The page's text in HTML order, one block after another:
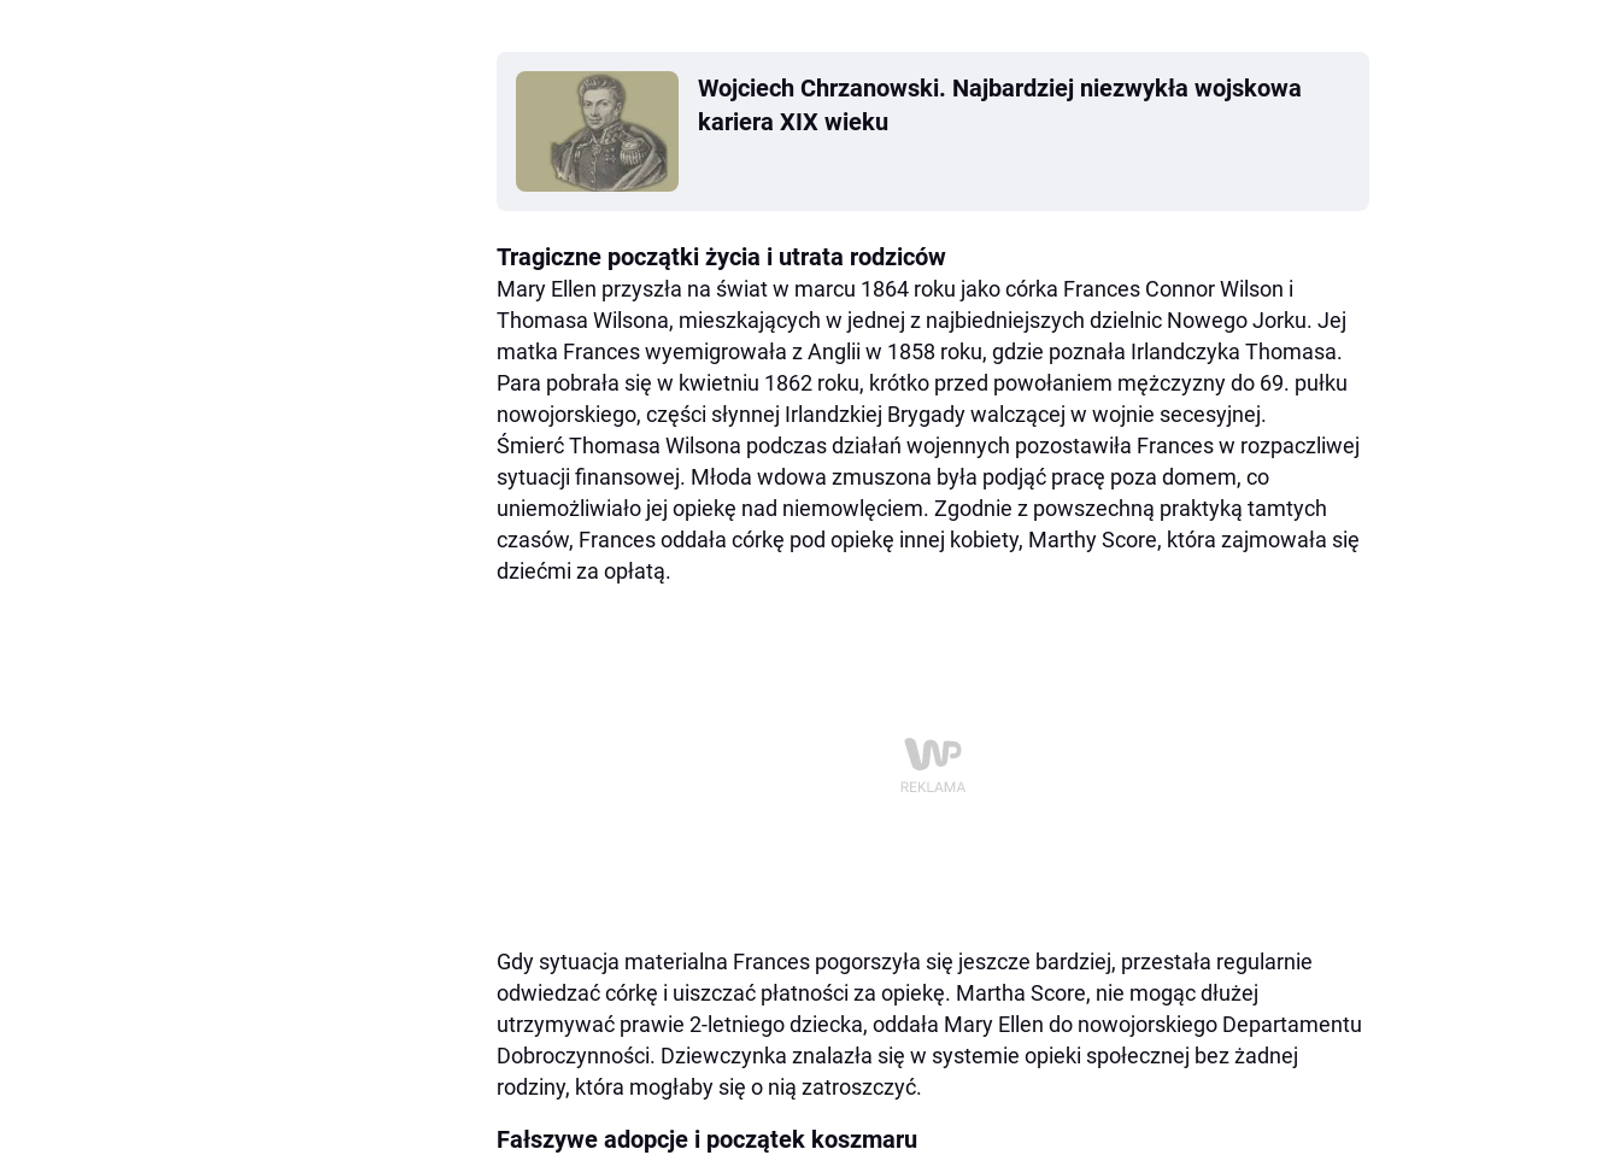
Wojciech Chrzanowski. Najbardziej niezwykła wojskowa
kariera XIX wieku
Tragiczne początki życia i utrata rodziców
Mary Ellen przyszła na świat w marcu 1864 roku jako córka Frances Connor Wilson i
Thomasa Wilsona, mieszkających w jednej z najbiedniejszych dzielnic Nowego Jorku. Jej
matka Frances wyemigrowała z Anglii w 1858 roku, gdzie poznała Irlandczyka Thomasa.
Para pobrała się w kwietniu 1862 roku, krótko przed powołaniem mężczyzny do 69. pułku
nowojorskiego, części słynnej Irlandzkiej Brygady walczącej w wojnie secesyjnej.
Śmierć Thomasa Wilsona podczas działań wojennych pozostawiła Frances w rozpaczliwej
sytuacji finansowej. Młoda wdowa zmuszona była podjąć pracę poza domem, co
uniemożliwiało jej opiekę nad niemowlęciem. Zgodnie z powszechną praktyką tamtych
czasów, Frances oddała córkę pod opiekę innej kobiety, Marthy Score, która zajmowała się
dziećmi za opłatą.
Gdy sytuacja materialna Frances pogorszyła się jeszcze bardziej, przestała regularnie
odwiedzać córkę i uiszczać płatności za opiekę. Martha Score, nie mogąc dłużej
utrzymywać prawie 2-letniego dziecka, oddała Mary Ellen do nowojorskiego Departamentu
Dobroczynności. Dziewczynka znalazła się w systemie opieki społecznej bez żadnej
rodziny, która mogłaby się o nią zatroszczyć.
Fałszywe adopcje i początek koszmaru